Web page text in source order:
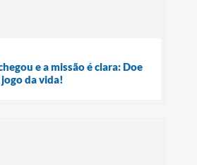
e a missão é clara: Doe
da vida!